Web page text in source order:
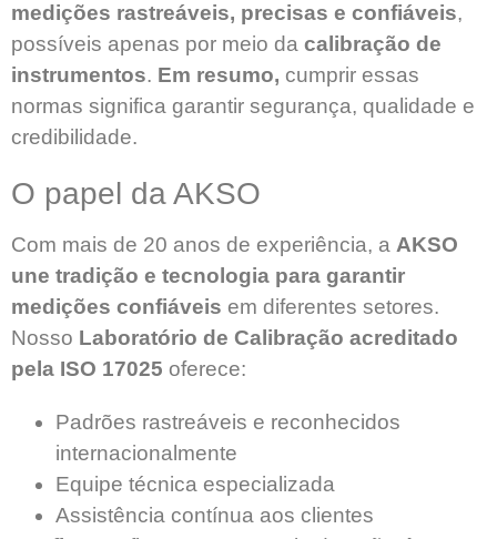
medições rastreáveis, precisas e confiáveis,
possíveis apenas por meio da calibração de
instrumentos. Em resumo, cumprir essas
normas significa garantir segurança, qualidade e
credibilidade.
O papel da AKSO
Com mais de 20 anos de experiência, a AKSO
une tradição e tecnologia para garantir
medições confiáveis em diferentes setores.
Nosso Laboratório de Calibração acreditado
pela ISO 17025 oferece:
Padrões rastreáveis e reconhecidos
internacionalmente
Equipe técnica especializada
Assistência contínua aos clientes